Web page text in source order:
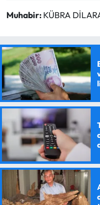
Muhabir: KÜBRA